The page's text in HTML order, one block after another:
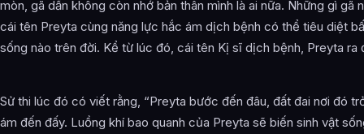
mòn, gã dần không còn nhớ bản thân mình là ai nữa. Những gì gã
cái tên Preyta cùng năng lực hắc ám dịch bệnh có thể tiêu diệt
sống nào trên đời. Kể từ lúc đó, cái tên Kị sĩ dịch bệnh, Preyta ra
Sử thi lúc đó có viết rằng, “Preyta bước đến đâu, đất đai nơi đó
ám đến đấy. Luồng khí bao quanh của Preyta sẽ biến sinh vật